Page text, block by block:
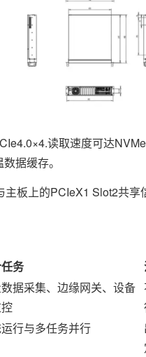
读取速度可达
据缓存。
板上的PCIeX1 Slot2共
务
据采集、边缘网关、设备
行与多任务并行